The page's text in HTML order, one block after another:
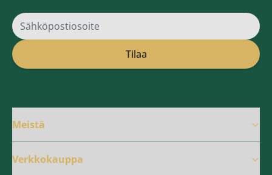
Sähköpostiosoite
Tilaa
Meistä
Verkkokauppa